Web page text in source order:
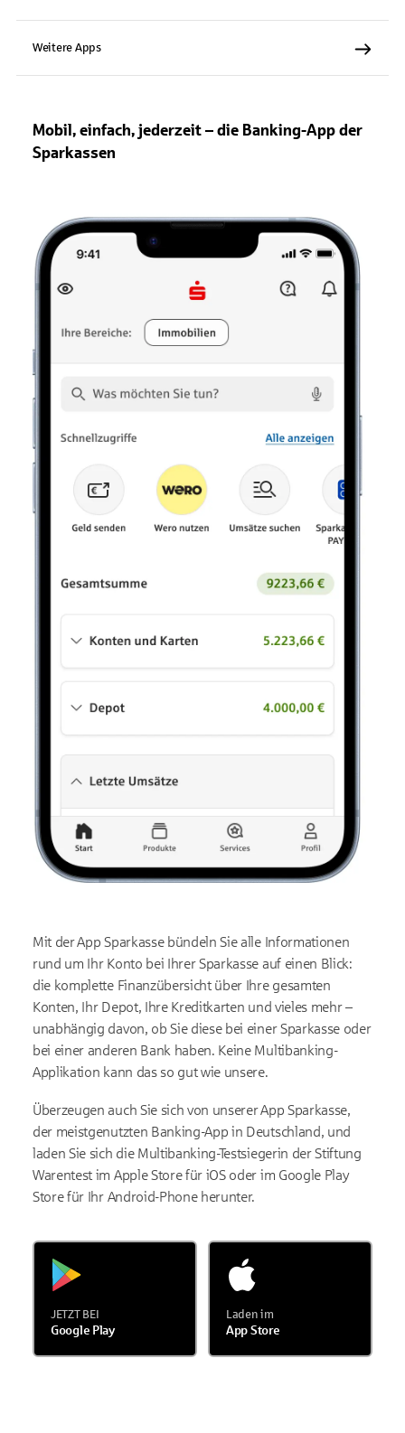
Weitere Apps
Mobil, einfach, jederzeit – die Banking-App der
Sparkassen
Mit der App Sparkasse bündeln Sie alle Informationen
rund um Ihr Konto bei Ihrer Sparkasse auf einen Blick:
die komplette Finanzübersicht über Ihre gesamten
Konten, Ihr Depot, Ihre Kreditkarten und vieles mehr –
unabhängig davon, ob Sie diese bei einer Sparkasse oder
bei einer anderen Bank haben. Keine Multibanking-
Applikation kann das so gut wie unsere.
Überzeugen auch Sie sich von unserer App Sparkasse,
der meistgenutzten Banking-App in Deutschland, und
laden Sie sich die Multibanking-Testsiegerin der Stiftung
Warentest im Apple Store für iOS oder im Google Play
Store für Ihr Android-Phone herunter.
JETZT BEI
Google Play
Laden im
App Store